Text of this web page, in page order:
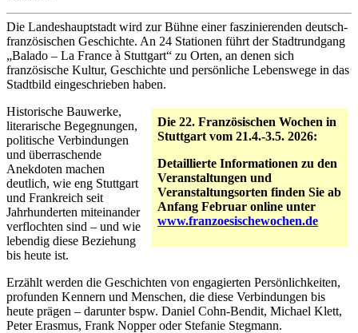
Die Landeshauptstadt wird zur Bühne einer faszinierenden deutsch-
französischen Geschichte. An 24 Stationen führt der Stadtrundgang
„Balado – La France à Stuttgart“ zu Orten, an denen sich
französische Kultur, Geschichte und persönliche Lebenswege in das
Stadtbild eingeschrieben haben.
Die 22. Französischen Wochen in
Stuttgart vom 21.4.-3.5. 2026:
Detaillierte Informationen zu den
Veranstaltungen und
Veranstaltungsorten finden Sie ab
Anfang Februar online unter
www.franzoesischewochen.de
Historische Bauwerke,
literarische Begegnungen,
politische Verbindungen
und überraschende
Anekdoten machen
deutlich, wie eng Stuttgart
und Frankreich seit
Jahrhunderten miteinander
verflochten sind – und wie
lebendig diese Beziehung
bis heute ist.
Erzählt werden die Geschichten von engagierten Persönlichkeiten,
profunden Kennern und Menschen, die diese Verbindungen bis
heute prägen – darunter bspw. Daniel Cohn-Bendit, Michael Klett,
Peter Erasmus, Frank Nopper oder Stefanie Stegmann.